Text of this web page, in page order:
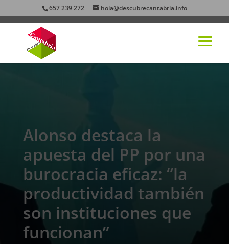
657 239 272 hola@descubrecantabria.info
Alonso destaca la
apuesta del PP por una
burocracia eficaz: “la
productividad también
son instituciones que
funcionan”